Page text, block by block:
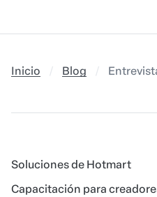
Inicio Blog
Soluciones de Hotmart
Capacitación para